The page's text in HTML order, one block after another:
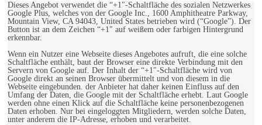
Dieses Angebot verwendet die “+1″-Schaltfläche des sozialen Netzwerkes
Google Plus, welches von der Google Inc., 1600 Amphitheatre Parkway,
Mountain View, CA 94043, United States betrieben wird (“Google”). Der
Button ist an dem Zeichen “+1″ auf weißem oder farbigen Hintergrund
erkennbar.
Wenn ein Nutzer eine Webseite dieses Angebotes aufruft, die eine solche
Schaltfläche enthält, baut der Browser eine direkte Verbindung mit den
Servern von Google auf. Der Inhalt der “+1″-Schaltfläche wird von
Google direkt an seinen Browser übermittelt und von diesem in die
Webseite eingebunden. der Anbieter hat daher keinen Einfluss auf den
Umfang der Daten, die Google mit der Schaltfläche erhebt. Laut Google
werden ohne einen Klick auf die Schaltfläche keine personenbezogenen
Daten erhoben. Nur bei eingeloggten Mitgliedern, werden solche Daten,
unter anderem die IP-Adresse, erhoben und verarbeitet.